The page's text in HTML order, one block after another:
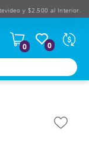
y $2.500 al Interior.
Según
$
0
0